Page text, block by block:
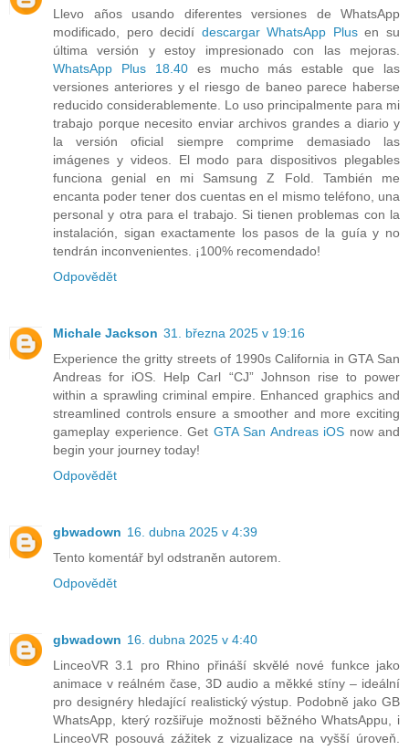
Llevo años usando diferentes versiones de WhatsApp
modificado, pero decidí descargar WhatsApp Plusen su
última versión y estoy impresionado con las mejoras.
WhatsApp Plus 18.40es mucho más estable que las
versiones anteriores y el riesgo de baneo parece haberse
reducido considerablemente. Lo uso principalmente para mi
trabajo porque necesito enviar archivos grandes a diario y
la versión oficial siempre comprime demasiado las
imágenes y videos. El modo para dispositivos plegables
funciona genial en mi Samsung Z Fold. También me
encanta poder tener dos cuentas en el mismo teléfono, una
personal y otra para el trabajo. Si tienen problemas con la
instalación, sigan exactamente los pasos de la guía y no
tendrán inconvenientes. ¡100% recomendado!
Odpovědět
Michale Jackson 31. března 2025 v 19:16
Experience the gritty streets of 1990s California in GTA San
Andreas for iOS. Help Carl “CJ” Johnson rise to power
within a sprawling criminal empire. Enhanced graphics and
streamlined controls ensure a smoother and more exciting
gameplay experience. Get GTA San Andreas iOS now and
begin your journey today!
Odpovědět
gbwadown 16. dubna 2025 v 4:39
Tento komentář byl odstraněn autorem.
Odpovědět
gbwadown 16. dubna 2025 v 4:40
LinceoVR 3.1 pro Rhino přináší skvělé nové funkce jako
animace v reálném čase, 3D audio a měkké stíny – ideální
pro designéry hledající realistický výstup. Podobně jako GB
WhatsApp, který rozšiřuje možnosti běžného WhatsAppu, i
LinceoVR posouvá zážitek z vizualizace na vyšší úroveň.